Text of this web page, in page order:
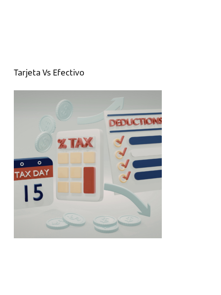
Tarjeta Vs Efectivo